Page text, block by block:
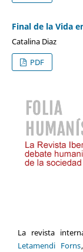
Final de la Vida
Catalina Diaz
PDF
La revista
Letamendi Forns